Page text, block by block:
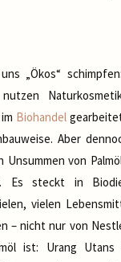
„Ökos“
Biohandel
Aber
Unsummen von
Es steckt in
vielen
– nicht nur von
ist: Urang Utans